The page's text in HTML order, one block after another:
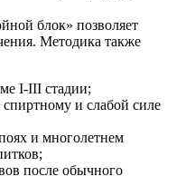
блок» позволяет
Методика также
I-III стадии;
и слабой силе
и многолетнем
после обычного